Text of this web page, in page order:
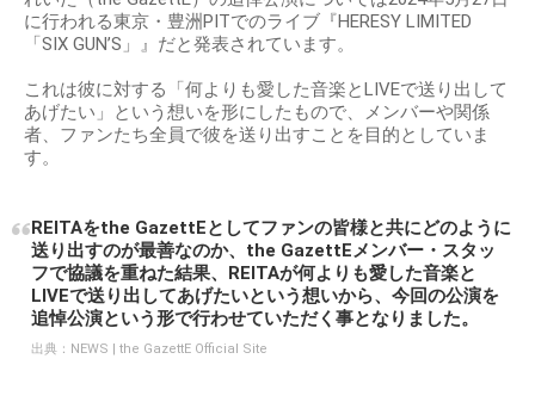
に行われる東京・豊洲PITでのライブ『HERESY LIMITED
「SIX GUN’S」』だと発表されています。
これは彼に対する「何よりも愛した音楽とLIVEで送り出して
あげたい」という想いを形にしたもので、メンバーや関係
者、ファンたち全員で彼を送り出すことを目的としていま
す。
REITAをthe GazettEとしてファンの皆様と共にどのように
送り出すのが最善なのか、the GazettEメンバー・スタッ
フで協議を重ねた結果、REITAが何よりも愛した音楽と
LIVEで送り出してあげたいという想いから、今回の公演を
追悼公演という形で行わせていただく事となりました。
出典： NEWS | the GazettE Official Site